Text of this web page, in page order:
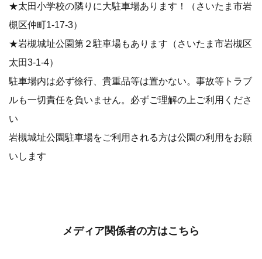
★太田小学校の隣りに大駐車場あります！（さいたま市岩
槻区仲町1-17-3）
★岩槻城址公園第２駐車場もあります（さいたま市岩槻区
太田3-1-4）
駐車場内は必ず徐行、貴重品等は置かない。事故等トラブ
ルも一切責任を負いません。必ずご理解の上ご利用くださ
い
岩槻城址公園駐車場をご利用される方は公園の利用をお願
いします
メディア関係者の方はこちら